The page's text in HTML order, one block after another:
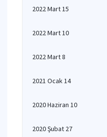
2022 Mart 15
2022 Mart 10
2022 Mart 8
2021 Ocak 14
2020 Haziran 10
2020 Şubat 27